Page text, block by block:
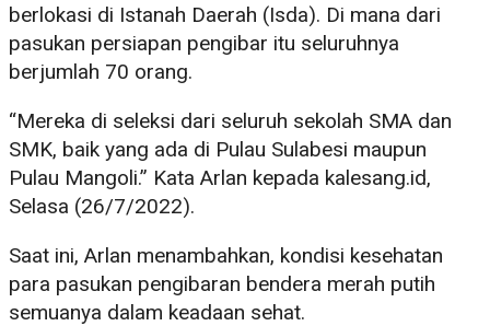
berlokasi di Istanah Daerah (Isda). Di mana dari
pasukan persiapan pengibar itu seluruhnya
berjumlah 70 orang.
“Mereka di seleksi dari seluruh sekolah SMA dan
SMK, baik yang ada di Pulau Sulabesi maupun
Pulau Mangoli.” Kata Arlan kepada kalesang.id,
Selasa (26/7/2022).
Saat ini, Arlan menambahkan, kondisi kesehatan
para pasukan pengibaran bendera merah putih
semuanya dalam keadaan sehat.